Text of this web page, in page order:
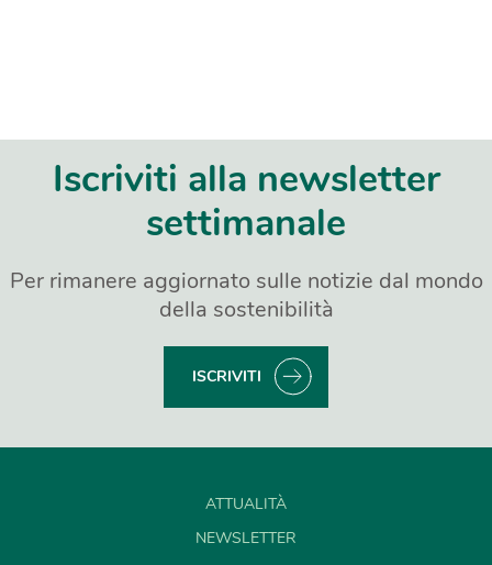
Iscriviti alla newsletter
settimanale
Per rimanere aggiornato sulle notizie dal mondo
della sostenibilità
ISCRIVITI
ATTUALITÀ
NEWSLETTER